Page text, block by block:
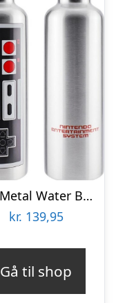
Nes Metal Water Bottle
kr. 139,95
Gå til shop